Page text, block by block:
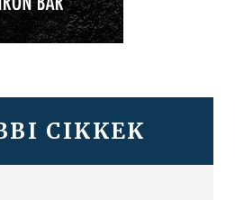
CIKKEK